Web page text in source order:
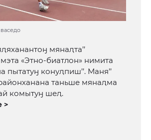
мянаԯта’’
«Этно-биатлон» нимита
пытатуӈ конуԯпиш’’. Маня’’
таньше мянаԯма
комытуӈ шеԯ.
>